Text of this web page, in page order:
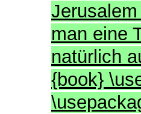
man eine
natürlich
{book}